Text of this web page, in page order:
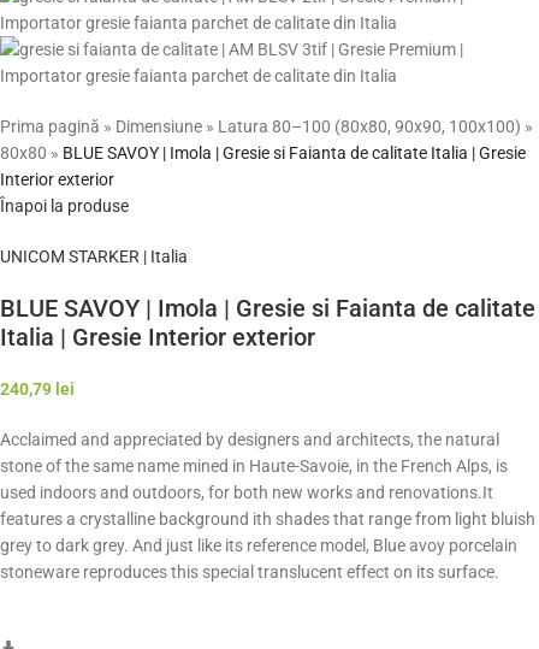
Prima pagină » Dimensiune » Latura 80–100 (80x80, 90x90, 100x100) »
80x80 » BLUE SAVOY | Imola | Gresie si Faianta de calitate Italia | Gresie
Interior exterior
Înapoi la produse
UNICOM STARKER | Italia
BLUE SAVOY | Imola | Gresie si Faianta de calitate
Italia | Gresie Interior exterior
240,79 lei
Acclaimed and appreciated by designers and architects, the natural
stone of the same name mined in Haute-Savoie, in the French Alps, is
used indoors and outdoors, for both new works and renovations.It
features a crystalline background ith shades that range from light bluish
grey to dark grey. And just like its reference model, Blue avoy porcelain
stoneware reproduces this special translucent effect on its surface.